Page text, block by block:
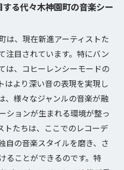
を担う代々木神園町の未
ヒーレンシーモードの魅
ードがもたらす音の調和
のシンクロを高める技術
ヒーレンシーモードの実践
るための新技術
する革新的手法
コヒーレンシーモードの
る代々木神園町の音楽シー
は、現在新進アーティストた
注目されています。特にバン
は、コヒーレンシーモードの
はより深い音の表現を実現し
、様々なジャンルの音楽が融
ションが生まれる環境が整っ
トたちは、ここでのレコーデ
自の音楽スタイルを磨き、さ
ることができるのです。特